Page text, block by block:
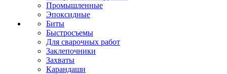
Промышленные
Эпоксидные
Биты
Быстросъемы
Для сварочных работ
Заклепочники
Захваты
Карандаши